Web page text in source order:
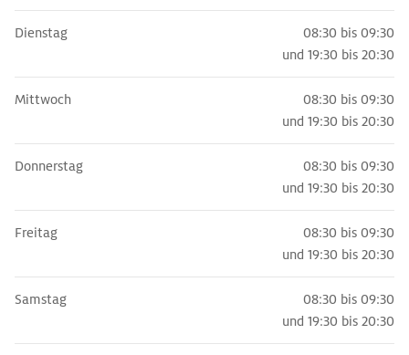
Dienstag
08:30 bis 09:30
und 19:30 bis 20:30
Mittwoch
08:30 bis 09:30
und 19:30 bis 20:30
Donnerstag
08:30 bis 09:30
und 19:30 bis 20:30
Freitag
08:30 bis 09:30
und 19:30 bis 20:30
Samstag
08:30 bis 09:30
und 19:30 bis 20:30